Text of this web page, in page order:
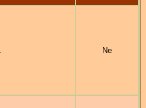
Ne